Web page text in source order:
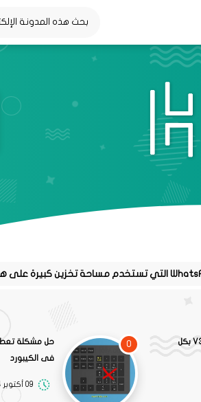
قالب خالد الميلبي V3 بكل
0
حل مشكلة
فى الكيبورد
09 أكتوبر 2024